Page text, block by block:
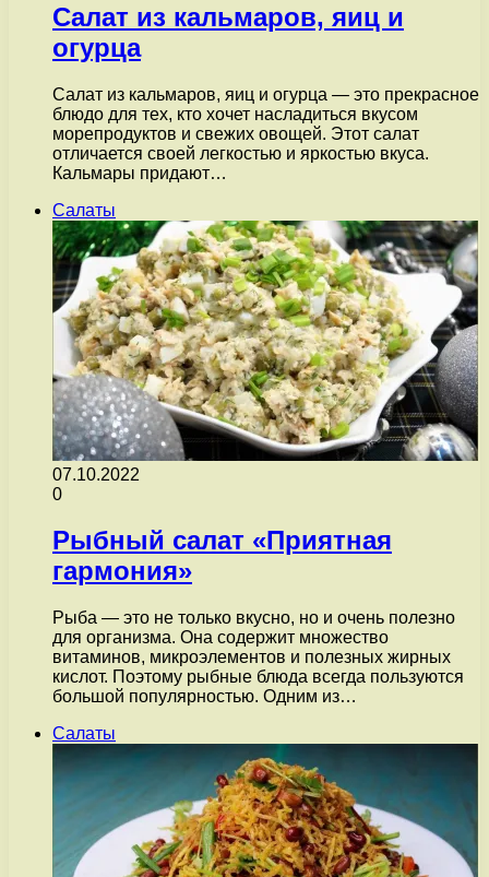
Салат из кальмаров, яиц и
огурца
Салат из кальмаров, яиц и огурца — это прекрасное
блюдо для тех, кто хочет насладиться вкусом
морепродуктов и свежих овощей. Этот салат
отличается своей легкостью и яркостью вкуса.
Кальмары придают…
Салаты
07.10.2022
0
Рыбный салат «Приятная
гармония»
Рыба — это не только вкусно, но и очень полезно
для организма. Она содержит множество
витаминов, микроэлементов и полезных жирных
кислот. Поэтому рыбные блюда всегда пользуются
большой популярностью. Одним из…
Салаты